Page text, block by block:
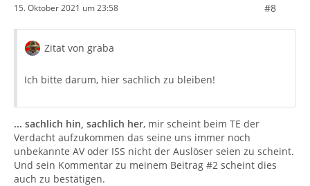
15. Oktober 2021 um 23:58 #8
Zitat von graba
Ich bitte darum, hier sachlich zu bleiben!
... sachlich hin, sachlich her, mir scheint beim TE der
Verdacht aufzukommen das seine uns immer noch
unbekannte AV oder ISS nicht der Auslöser seien zu scheint.
Und sein Kommentar zu meinem Beitrag #2 scheint dies
auch zu bestätigen.